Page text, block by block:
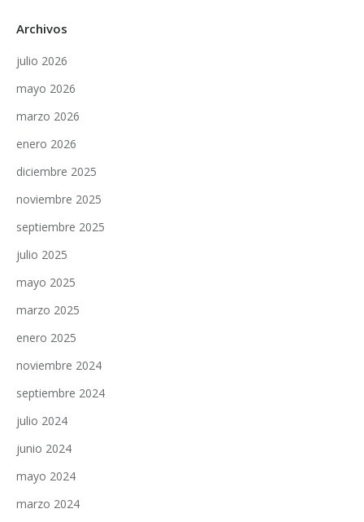
Archivos
julio 2026
mayo 2026
marzo 2026
enero 2026
diciembre 2025
noviembre 2025
septiembre 2025
julio 2025
mayo 2025
marzo 2025
enero 2025
noviembre 2024
septiembre 2024
julio 2024
junio 2024
mayo 2024
marzo 2024